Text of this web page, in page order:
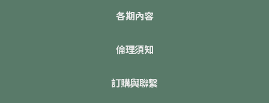
各期內容
倫理須知
訂購與聯繫